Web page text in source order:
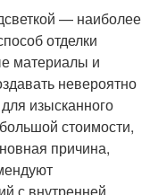
— наиболее
отделки
материалы и
невероятно
изысканного
стоимости,
причина,